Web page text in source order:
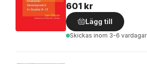
601 kr
Lägg till
Skickas inom 3-6 vardagar